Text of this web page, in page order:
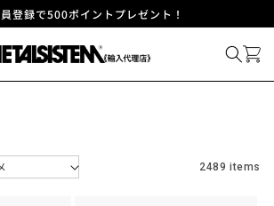
登録で500ポイントプレゼント！
2489 items